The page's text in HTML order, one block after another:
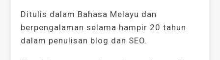
Ditulis dalam Bahasa Melayu dan
berpengalaman selama hampir 20 tahun
dalam penulisan blog dan SEO.